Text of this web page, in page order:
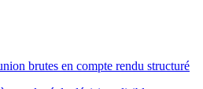
brutes en compte rendu structuré